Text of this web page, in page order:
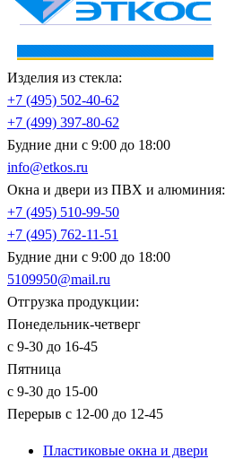
Изделия из стекла:
+7 (495) 502-40-62
+7 (499) 397-80-62
Будние дни с 9:00 до 18:00
info@etkos.ru
Окна и двери из ПВХ и алюминия:
+7 (495) 510-99-50
+7 (495) 762-11-51
Будние дни с 9:00 до 18:00
5109950@mail.ru
Отгрузка продукции:
Понедельник-четверг
с 9-30 до 16-45
Пятница
с 9-30 до 15-00
Перерыв с 12-00 до 12-45
Пластиковые окна и двери